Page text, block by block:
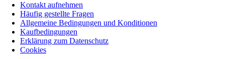
Kontakt aufnehmen
Häufig gestellte Fragen
Allgemeine Bedingungen und Konditionen
Kaufbedingungen
Erklärung zum Datenschutz
Cookies